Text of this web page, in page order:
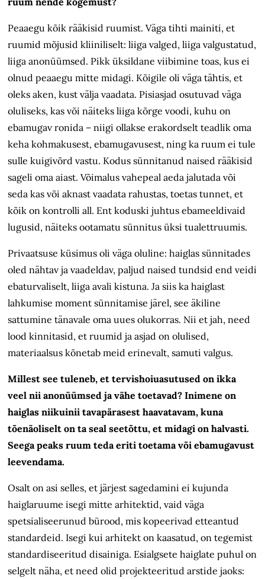
Peaaegu kõik rääkisid ruumist. Väga tihti mainiti, et
ruumid mõjusid kliiniliselt: liiga valged, liiga valgustatud,
liiga anonüümsed. Pikk üksildane viibimine toas, kus ei
olnud peaaegu mitte midagi. Kõigile oli väga tähtis, et
oleks aken, kust välja vaadata. Pisiasjad osutuvad väga
oluliseks, kas või näiteks liiga kõrge voodi, kuhu on
ebamugav ronida – niigi ollakse erakordselt teadlik oma
keha kohmakusest, ebamugavusest, ning ka ruum ei tule
sulle kuigivõrd vastu. Kodus sünnitanud naised rääkisid
sageli oma aiast. Võimalus vahepeal aeda jalutada või
seda kas või aknast vaadata rahustas, toetas tunnet, et
kõik on kontrolli all. Ent koduski juhtus ebameeldivaid
lugusid, näiteks ootamatu sünnitus üksi tualettruumis.
Privaatsuse küsimus oli väga oluline: haiglas sünnitades
oled nähtav ja vaadeldav, paljud naised tundsid end veidi
ebaturvaliselt, liiga avali kistuna. Ja siis ka haiglast
lahkumise moment sünnitamise järel, see äkiline
sattumine tänavale oma uues olukorras. Nii et jah, need
lood kinnitasid, et ruumid ja asjad on olulised,
materiaalsus kõnetab meid erinevalt, samuti valgus.
Millest see tuleneb, et tervishoiuasutused on ikka
veel nii anonüümsed ja vähe toetavad? Inimene on
haiglas niikuinii tavapärasest haavatavam, kuna
tõenäoliselt on ta seal seetõttu, et midagi on halvasti.
Seega peaks ruum teda eriti toetama või eba­mugavust
leevendama.
Osalt on asi selles, et järjest sagedamini ei kujunda
haiglaruume isegi mitte arhitektid, vaid väga
spetsialiseerunud bürood, mis kopeerivad etteantud
standardeid. Isegi kui arhitekt on kaasatud, on tegemist
standardiseeritud disainiga. Esialgsete haiglate puhul on
selgelt näha, et need olid projekteeritud arstide jaoks: